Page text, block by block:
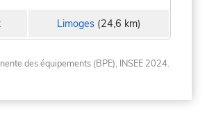
Limoges(24,6 km)
des équipements (BPE), INSEE 2024.